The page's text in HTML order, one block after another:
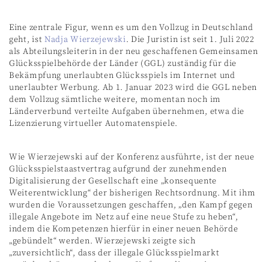
Eine zentrale Figur, wenn es um den Vollzug in Deutschland
geht, istNadja Wierzejewski. Die Juristin ist seit 1. Juli 2022
als Abteilungsleiterin in der neu geschaffenen Gemeinsamen
Glücksspielbehörde der Länder (GGL) zuständig für die
Bekämpfung unerlaubten Glücksspiels im Internet und
unerlaubter Werbung. Ab 1. Januar 2023 wird die GGL neben
dem Vollzug sämtliche weitere, momentan noch im
Länderverbund verteilte Aufgaben übernehmen, etwa die
Lizenzierung virtueller Automatenspiele.
Wie Wierzejewski auf der Konferenz ausführte, ist der neue
Glücksspielstaastvertrag aufgrund der zunehmenden
Digitalisierung der Gesellschaft eine „konsequente
Weiterentwicklung“ der bisherigen Rechtsordnung. Mit ihm
wurden die Voraussetzungen geschaffen, „den Kampf gegen
illegale Angebote im Netz auf eine neue Stufe zu heben“,
indem die Kompetenzen hierfür in einer neuen Behörde
„gebündelt“ werden. Wierzejewski zeigte sich
„zuversichtlich“, dass der illegale Glücksspielmarkt